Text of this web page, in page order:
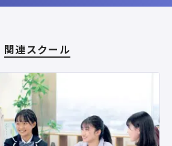
関連スクール